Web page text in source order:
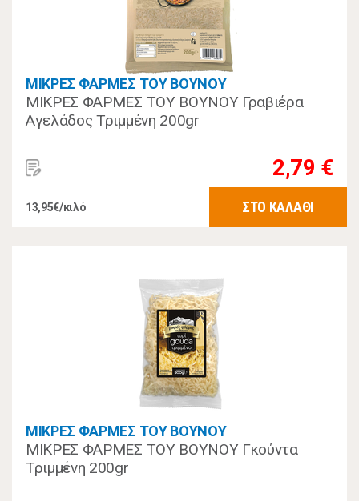
ΜΙΚΡΕΣ ΦΑΡΜΕΣ ΤΟΥ ΒΟΥΝΟΥ
ΜΙΚΡΕΣ ΦΑΡΜΕΣ ΤΟΥ ΒΟΥΝΟΥ Γραβιέρα
Αγελάδος Τριμμένη 200gr
2,79 €
13,95€/κιλό ΣΤΟ ΚΑΛΑΘΙ
ΜΙΚΡΕΣ ΦΑΡΜΕΣ ΤΟΥ ΒΟΥΝΟΥ
ΜΙΚΡΕΣ ΦΑΡΜΕΣ ΤΟΥ ΒΟΥΝΟΥ Γκούντα
Τριμμένη 200gr